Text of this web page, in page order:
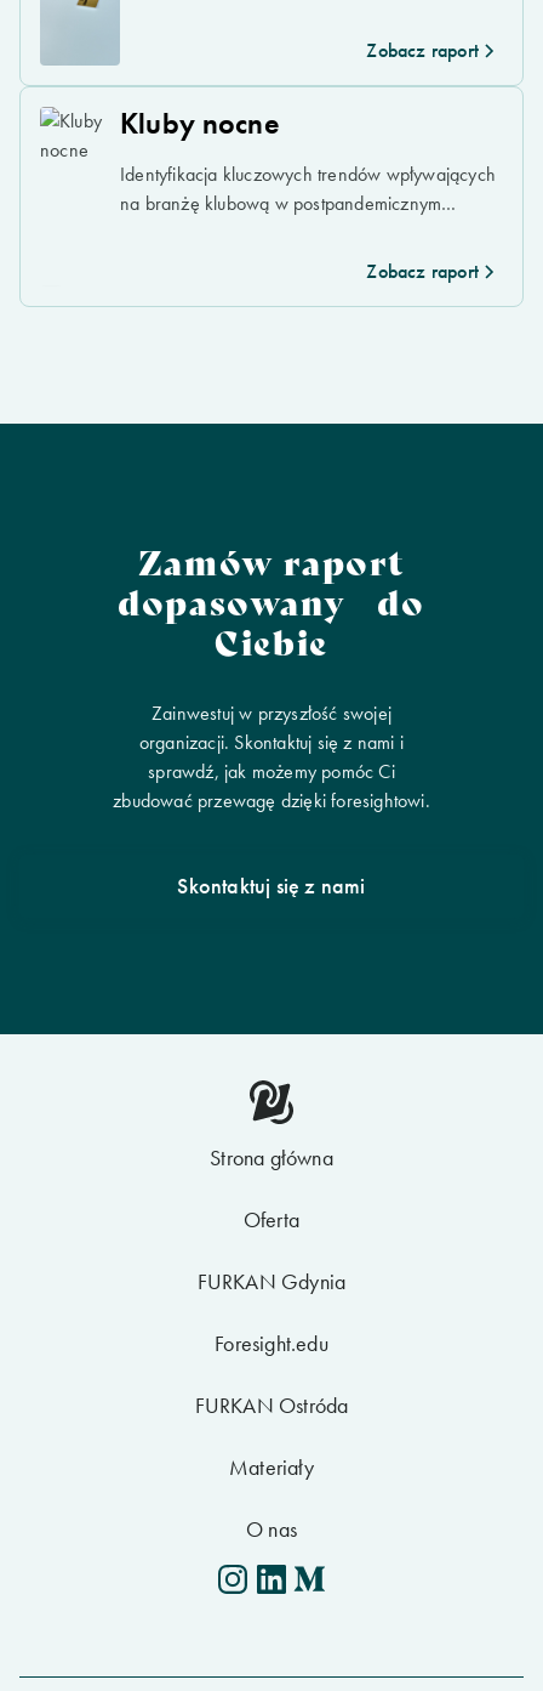
Zobacz raport
Kluby nocne
Identyfikacja kluczowych trendów wpływających
na branżę klubową w postpandemicznym
Zobacz raport
Zamów raport
dopasowany do
Ciebie
Zainwestuj w przyszłość swojej
organizacji. Skontaktuj się z nami i
sprawdź, jak możemy pomóc Ci
zbudować przewagę dzięki foresightowi.
Skontaktuj się z nami
Strona główna
Oferta
FURKAN Gdynia
Foresight.edu
FURKAN Ostróda
Materiały
O nas